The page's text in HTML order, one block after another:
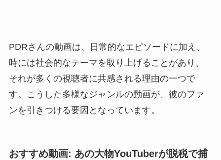
PDRさんの動画は、日常的なエピソードに加え、
時には社会的なテーマを取り上げることがあり、
それが多くの視聴者に共感される理由の一つで
す。こうした多様なジャンルの動画が、彼のファ
ンを引きつける要因となっています。
おすすめ動画: あの大物YouTuberが脱税で捕